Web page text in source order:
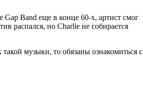
Gap Band еще в конце 60-х, артист смог
распался, но Charlie не собирается
музыки, то обязаны ознакомиться с